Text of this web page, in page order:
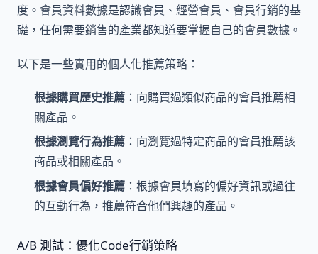
度。會員資料數據是認識會員、經營會員、會員行銷的基
礎，任何需要銷售的產業都知道要掌握自己的會員數據。
以下是一些實用的個人化推薦策略：
根據購買歷史推薦 ：向購買過類似商品的會員推薦相
關產品。
根據瀏覽行為推薦 ：向瀏覽過特定商品的會員推薦該
商品或相關產品。
根據會員偏好推薦 ：根據會員填寫的偏好資訊或過往
的互動行為，推薦符合他們興趣的產品。
A/B 測試：優化Code行銷策略